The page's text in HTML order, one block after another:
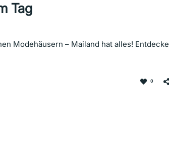
Tag
Modehäusern – Mailand hat alles! Entdecke
0